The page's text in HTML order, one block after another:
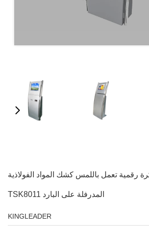
رقمية تعمل باللمس كشك المواد الفولاذية
المدرفلة على البارد TSK8011
KINGLEADER